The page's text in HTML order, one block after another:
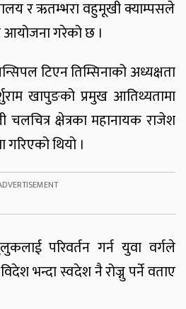
रऋतम्भरा वहुमूखी क्याम्पसले
आयोजना गरेको छ ।
टिएन तिम्सिनाको अध्यक्षता
खापुङको प्रमुख आतिथ्यतामा
चलचित्र क्षेत्रका महानायक राजेश
थियो ।
परिवर्तन गर्न युवा वर्गले
भन्दा स्वदेश नै रोज्नु पर्ने वताए